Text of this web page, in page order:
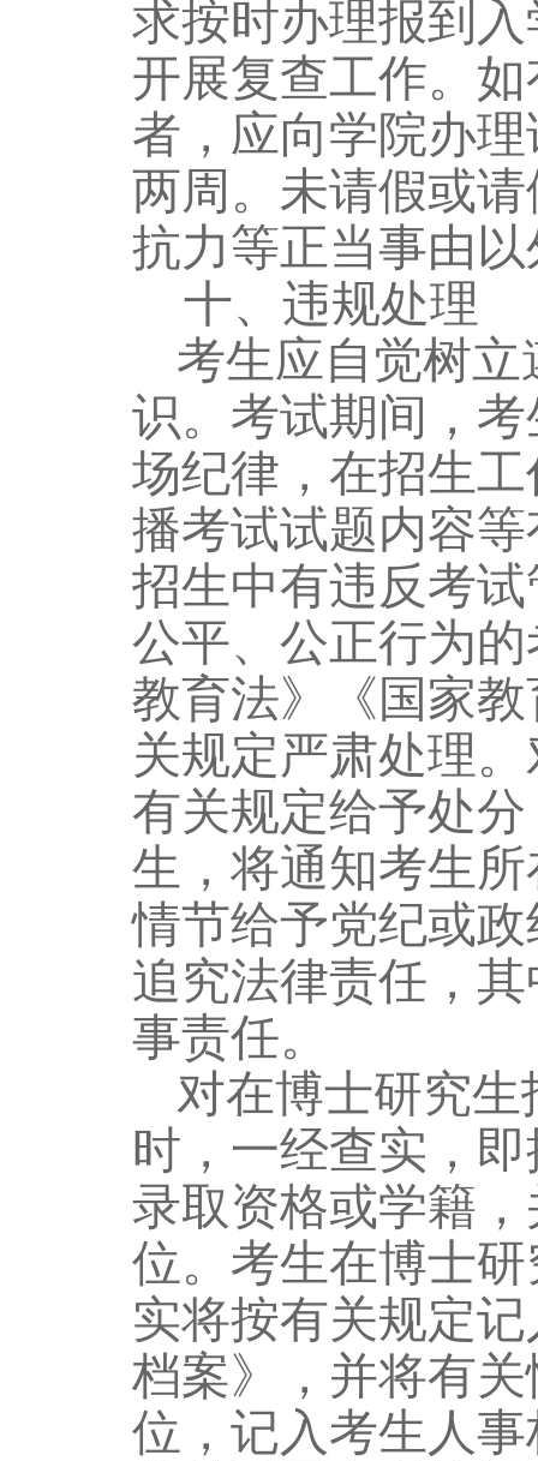
求按时办理报到
开展复查工作。 如
者，应向学院办
两周。未请假或
抗力等正当事由
十、 违规处理
考生应自觉树
识。考试期间，
场纪律，在招生
播考试试题内容
招生中有违反考
公平、公正行为
教育法》《国家
关规定严肃处理
有关规定给予处
生，将通知考生
情节给予党纪或
追究法律责任，
事责任。
对在博士研究
时，一经查实，
录取资格或学籍
位。考生在博士
实将按有关规定
档案》，并将有
位，记入考生人